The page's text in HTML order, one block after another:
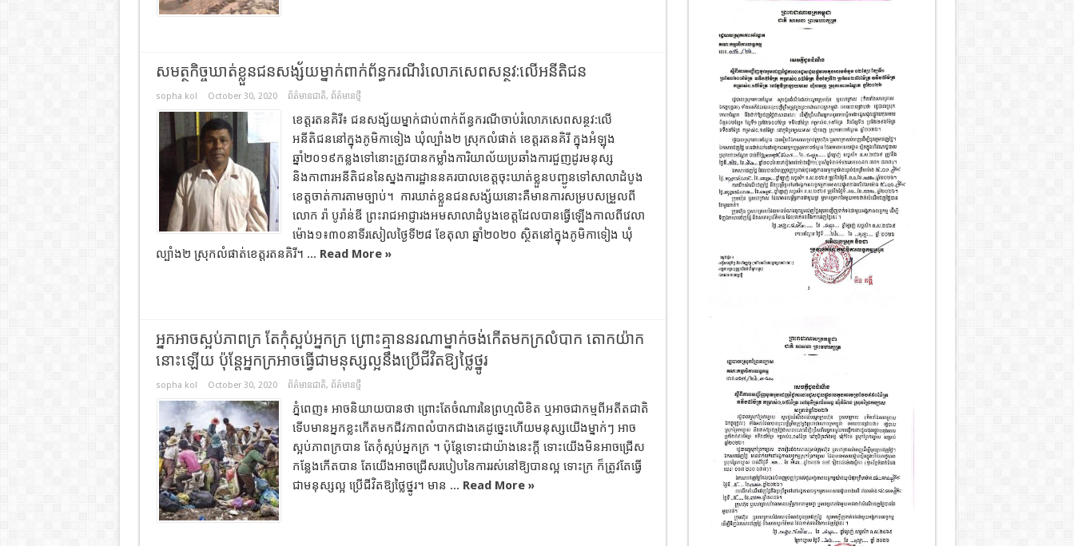
សមត្ថកិច្ចឃាត់ខ្លួនជនសង្ស័យម្នាក់ពាក់ព័ន្ធករណីរំលោភសេពសន្ថវ:លើអនីតិជន
sopha kol October 30, 2020 ព័ត៌មានជាតិ, ព័ត៌មានថ្មី
ខេត្តរតនគិរី៖ ជនសង្ស័យម្នាក់ជាប់ពាក់ព័ន្ធករណីចាប់រំលោភសេពសន្ថវ:លើ
អនីតិជននៅក្នុងភូមិកាទៀង ឃុំល្បាំង២ ស្រុកលំផាត់ ខេត្តរតនគិរី ក្នុងអំឡុង
ឆ្នាំ២០១៩កន្លងទៅនោះត្រូវបានកម្លាំងការិយាល័យប្រឆាំងការជួញដូរមនុស្ស
និងកាពារអនីតិជននៃស្នងការដ្ឋាននគរបាលខេត្តចុះឃាត់ខ្លួនបញ្ជូនទៅសាលាដំបូង
ខេត្តចាត់ការតាមច្បាប់។ ការឃាត់ខ្លួនជនសង្ស័យនោះគឺមានការសម្របសម្រួលពី
លោក រ៉ា បូរ៉ាន់ឌី ព្រះរាជអាជ្ញារងអមសាលាដំបូងខេត្តដែលបានធ្វើឡើងកាលពីវេលា
ម៉ោង១៖៣០នាទីរសៀលថ្ងៃទី២៨ ខែតុលា ឆ្នាំ២០២០ ស្ថិតនៅក្នុងភូមិកាទៀង ឃុំ
ល្បាំង២ ស្រុកលំផាត់ខេត្តរតនគិរី។ ... Read More »
អ្នកអាចស្អប់ភាពក្រ តែកុំស្អប់អ្នកក្រ ព្រោះគ្មាននរណាម្នាក់ចង់កើតមកក្រលំបាក តោកយ៉ាក
នោះឡើយ ប៉ុន្តែអ្នកក្រអាចធ្វើជាមនុស្សល្អនឹងប្រើជីវិតឱ្យថ្លៃថ្នូរ
sopha kol October 30, 2020 ព័ត៌មានជាតិ, ព័ត៌មានថ្មី
ភ្នំពេញ៖ អាចនិយាយបានថា ព្រោះតែចំណារនៃព្រហ្មលិខិត ឬអាចជាកម្មពីអតីតជាតិ
ទើបមានអ្នកខ្លះកើតមកជីវភាពលំបាកជាងគេដូច្នេះហើយមនុស្សយើងម្នាក់ៗ អាច
ស្អប់ភាពក្របាន តែកុំស្អប់អ្នកក្រ ។ ប៉ុន្តែទោះជាយ៉ាងនេះក្ដី ទោះយើងមិនអាចជ្រើស
កន្លែងកើតបាន តែយើងអាចជ្រើសរបៀបនៃការរស់នៅឱ្យបានល្អ ទោះក្រ ក៏ត្រូវតែធ្វើ
ជាមនុស្សល្អ ប្រើជីវិតឱ្យថ្លៃថ្នូរ។ មាន ... Read More »